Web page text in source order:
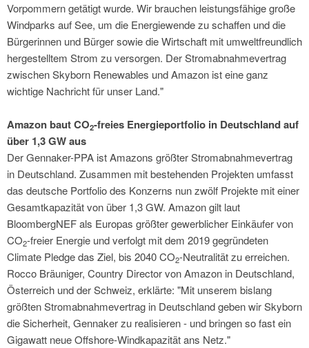
Vorpommern getätigt wurde. Wir brauchen leistungsfähige große
Windparks auf See, um die Energiewende zu schaffen und die
Bürgerinnen und Bürger sowie die Wirtschaft mit umweltfreundlich
hergestelltem Strom zu versorgen. Der Stromabnahmevertrag
zwischen Skyborn Renewables und Amazon ist eine ganz
wichtige Nachricht für unser Land."
Amazon baut CO2-freies Energieportfolio in Deutschland auf
über 1,3 GW aus
Der Gennaker-PPA ist Amazons größter Stromabnahmevertrag
in Deutschland. Zusammen mit bestehenden Projekten umfasst
das deutsche Portfolio des Konzerns nun zwölf Projekte mit einer
Gesamtkapazität von über 1,3 GW. Amazon gilt laut
BloombergNEF als Europas größter gewerblicher Einkäufer von
CO2-freier Energie und verfolgt mit dem 2019 gegründeten
Climate Pledge das Ziel, bis 2040 CO2-Neutralität zu erreichen.
Rocco Bräuniger, Country Director von Amazon in Deutschland,
Österreich und der Schweiz, erklärte: "Mit unserem bislang
größten Stromabnahmevertrag in Deutschland geben wir Skyborn
die Sicherheit, Gennaker zu realisieren - und bringen so fast ein
Gigawatt neue Offshore-Windkapazität ans Netz."